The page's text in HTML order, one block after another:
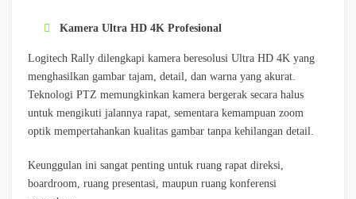
Kamera Ultra HD 4K Profesional
Logitech Rally dilengkapi kamera beresolusi Ultra HD 4K yang
menghasilkan gambar tajam, detail, dan warna yang akurat.
Teknologi PTZ memungkinkan kamera bergerak secara halus
untuk mengikuti jalannya rapat, sementara kemampuan zoom
optik mempertahankan kualitas gambar tanpa kehilangan detail.
Keunggulan ini sangat penting untuk ruang rapat direksi,
boardroom, ruang presentasi, maupun ruang konferensi